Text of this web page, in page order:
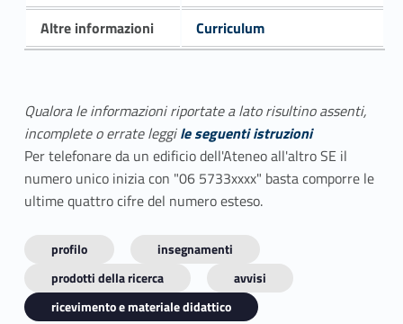
Altre informazioni
Curriculum
Qualora le informazioni riportate a lato risultino assenti,
incomplete o errate leggile seguenti istruzioni
Per telefonare da un edificio dell'Ateneo all'altro SE il
numero unico inizia con "06 5733xxxx" basta comporre le
ultime quattro cifre del numero esteso.
profilo
insegnamenti
prodotti della ricerca
avvisi
ricevimento e materiale didattico